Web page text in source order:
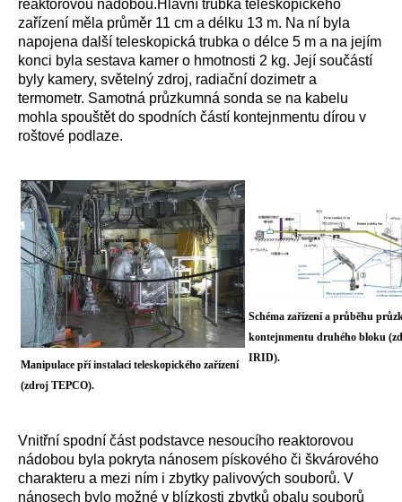
reaktorovou nádobou.Hlavní trubka teleskopického
zařízení měla průměr 11 cm a délku 13 m. Na ní byla
napojena další teleskopická trubka o délce 5 m a na jejím
konci byla sestava kamer o hmotnosti 2 kg. Její součástí
byly kamery, světelný zdroj, radiační dozimetr a
termometr. Samotná průzkumná sonda se na kabelu
mohla spouštět do spodních částí kontejnmentu dírou v
roštové podlaze.
Manipulace pří instalaci teleskopického zařízení
(zdroj TEPCO).
Schéma zařízení a průběhu
kontejnmentu druhého bloku
IRID).
Vnitřní spodní část podstavce nesoucího reaktorovou
nádobou byla pokryta nánosem pískového či škvárového
charakteru a mezi ním i zbytky palivových souborů. V
nánosech bylo možné v blízkosti zbytků obalu souborů